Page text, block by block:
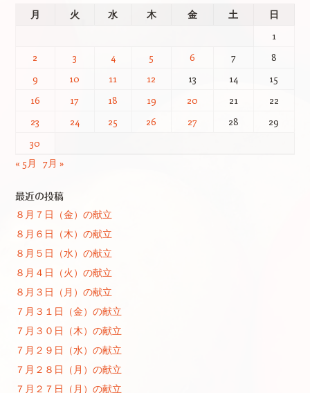
月
火 水 木 金 土
日
1
2
3 4 5 6 7
8
9
10 11 12 13 14
15
16
17 18 19 20 21
22
23
24 25 26 27 28
29
30
« 5月
7月 »
最近の投稿
８月７日（金）の献立
８月６日（木）の献立
８月５日（水）の献立
８月４日（火）の献立
８月３日（月）の献立
７月３１日（金）の献立
７月３０日（木）の献立
７月２９日（水）の献立
７月２８日（月）の献立
７月２７日（月）の献立